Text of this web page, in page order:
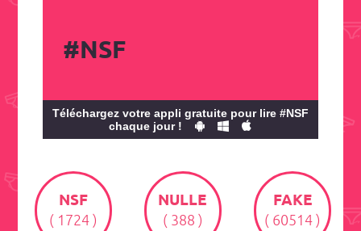
#NSF
Téléchargez votre appli gratuite pour lire #NSF
chaque jour !
NSF
( 1724 )
NULLE
( 388 )
FAKE
( 60514 )